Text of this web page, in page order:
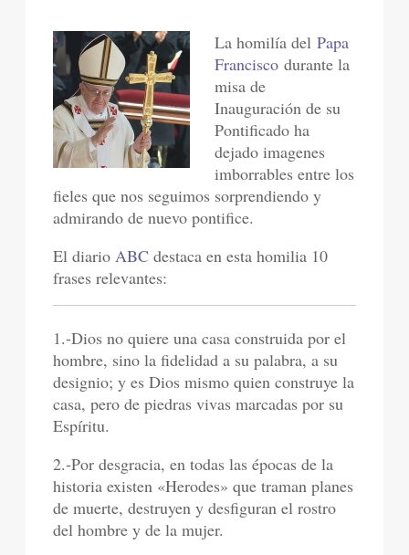
La homilía delPapa
Franciscodurante la
misa de
Inauguración de su
Pontificado ha
dejado imagenes
imborrables entre los
fieles que nos seguimos sorprendiendo y
admirando de nuevo pontifice.
El diarioABC destaca en esta homilia 10
frases relevantes:
1.-Dios no quiere una casa construida por el
hombre, sino la fidelidad a su palabra, a su
designio; y es Dios mismo quien construye la
casa, pero de piedras vivas marcadas por su
Espíritu.
2.-Por desgracia, en todas las épocas de la
historia existen «Herodes» que traman planes
de muerte, destruyen y desfiguran el rostro
del hombre y de la mujer.